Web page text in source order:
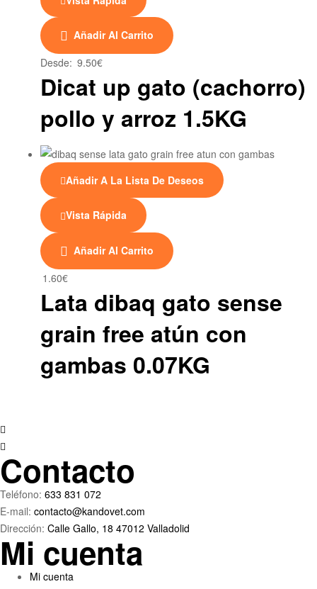
Añadir Al Carrito
producto
múltiples
variantes.
Las
opciones
pueden
elegir
en
de
Desde: 9.50€
Dicat up gato (cachorro)
pollo y arroz 1.5KG
Añadir A La Lista De Deseos
Vista Rápida
Añadir Al Carrito
1.60€
Lata dibaq gato sense
grain free atún con
gambas 0.07KG
Contacto
Teléfono: 633 831 072
E-mail: contacto@kandovet.com
Dirección: Calle Gallo, 18 47012 Valladolid
Mi cuenta
Menú
Mi cuenta